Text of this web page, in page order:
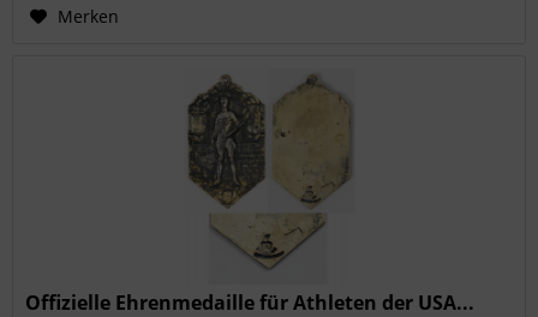
Merken
Offizielle Ehrenmedaille für Athleten der USA...